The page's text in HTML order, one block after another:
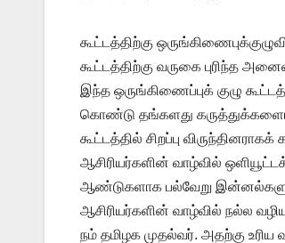
கூட்டத்திற்கு
கூட்டத்திற்கு வருகை புரிந்த
இந்த ஒருங்கிணைப்புக் குழு
கொண்டு தங்களது
கூட்டத்தில் சிறப்பு
ஆசிரியர்களின் வாழ்வில்
ஆண்டுகளாக பல்வேறு
ஆசிரியர்களின் வாழ்வில் நல்ல
நம் தமிழக முதல்வர். அதற்கு